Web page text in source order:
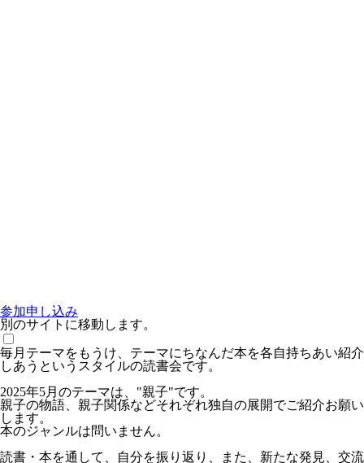
参加申し込み
別のサイトに移動します。
毎月テーマをもうけ、テーマにちなんだ本を各自持ちあい紹介
しあうというスタイルの読書会です。
2025年5月のテーマは、"親子"です。
親子の物語、親子関係などそれぞれ独自の展開でご紹介お願い
します。
本のジャンルは問いません。
読書・本を通して、自分を振り返り、また、新たな発見、交流